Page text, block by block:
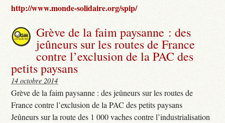
http://www.monde-solidaire.org/spip/
Grève de la faim paysanne : des
jeûneurs sur les routes de France
contre l’exclusion de la PAC des
petits paysans
14 octobre 2014
Grève de la faim paysanne : des jeûneurs sur les routes de
France contre l’exclusion de la PAC des petits paysans
Jeûneurs sur la route des 1 000 vaches contre l’industrialisation